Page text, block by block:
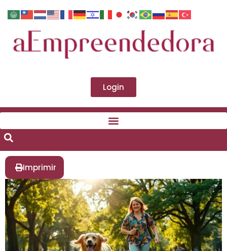
Login
Imprimir